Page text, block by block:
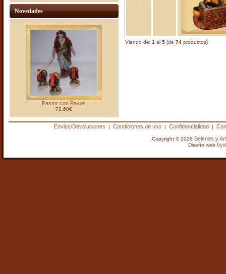
Novedades
Pastor con Pavos
72.60€
Viendo del 1 al 5(de 74productos)
Envios/Devoluciones | Condiciones de uso| Confidencialidad |
Copyright © 2026 Belenes y
Diseño web